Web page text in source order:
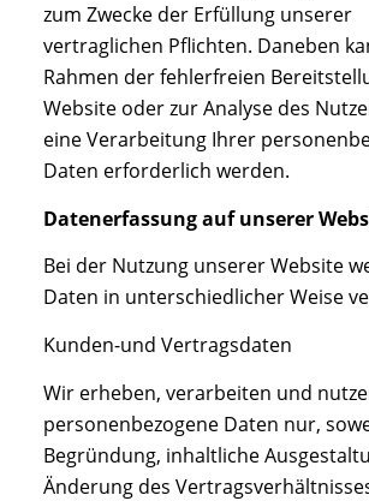
zum Zwecke der Erfüllung unserer
vertraglichen Pflichten. Daneben
Rahmen der fehlerfreien
Website oder zur Analyse des
eine Verarbeitung Ihrer
Daten erforderlich werden.
Datenerfassung auf unserer
Bei der Nutzung unserer Website
Daten in unterschiedlicher Weise
Kunden-und Vertragsdaten
Wir erheben, verarbeiten und
personenbezogene Daten nur,
Begründung, inhaltliche
Änderung des